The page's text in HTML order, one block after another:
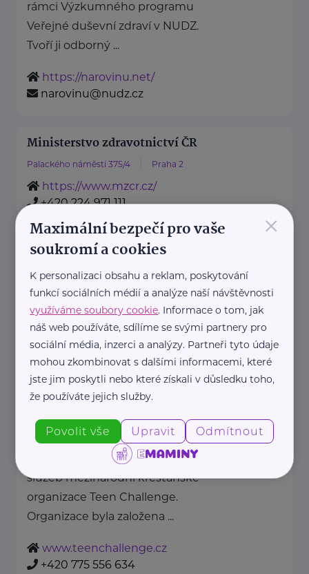
rámci Výzkumného programu
Veřejné duševní zdraví v NUDZ.
Tvoří ji odborný ...
https://narovinu.net/
narovinu@nudz.cz
Ministerstvo zdravotnictví ČR
Palackého náměstí 375/4 Praha 2
https://www.mzcr.cz/
+420 224 971 111
mzcr@mzcr.cz
Policie ČR
Strojnická 27 Praha 7 - Holešovice
https://www.policie.cz/
+420 974 811 111
pp.tisk@pcr.cz
Teen Challenge International ČR
Teen Challenge ČR patří do sítě
služeb mezinárodní křesťanské
organizace Teen Challenge.
Organizace byla založena ...
www.teenchallenge.cz
+420 775 556 634
×
Maximální bezpečí pro vaše
soukromí a cookies
K personalizaci obsahu a reklam, poskytování
funkcí sociálních médií a analýze naší návštěvnosti
využíváme soubory cookie. Informace o tom, jak
náš web používáte, sdílíme se svými partnery pro
sociální média, inzerci a analýzy. Partneři tyto údaje
mohou zkombinovat s dalšími informacemi, které
jste jim poskytli nebo které získali v důsledku toho,
že používáte jejich služby.
Povolit vše Upravit Odmítnout